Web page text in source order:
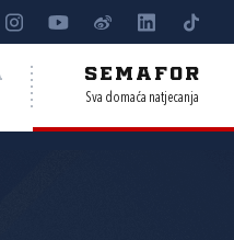
SEMAFOR
Sva domaća natjecanja